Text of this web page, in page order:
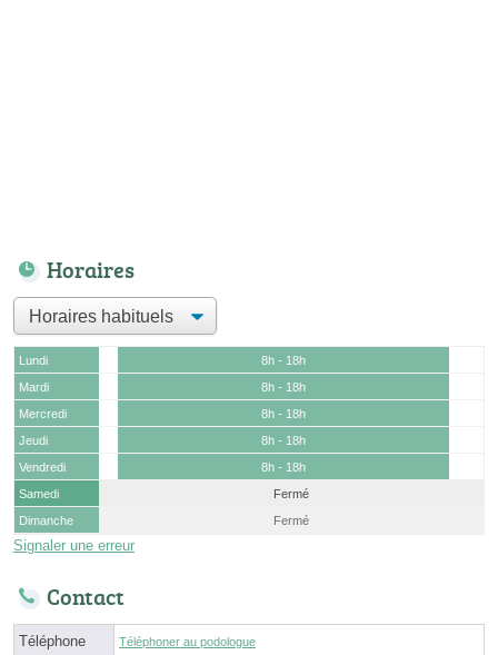
Horaires
Lundi
8h - 18h
Mardi
8h - 18h
Mercredi
8h - 18h
Jeudi
8h - 18h
Vendredi
8h - 18h
Samedi
Fermé
Dimanche
Fermé
Signaler une erreur
Contact
Téléphone Téléphoner au podologue